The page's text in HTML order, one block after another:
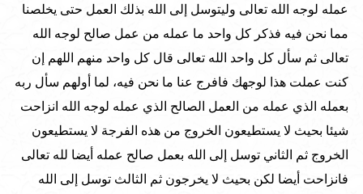
عمله لوجه الله تعالى وليتوسل إلى الله بذلك العمل حتى يخلصنا
مما نحن فيه فذكر كل واحد ما عمله من عمل صالح لوجه الله
تعالى ثم سأل كل واحد الله تعالى قال كل واحد منهم اللهم إن
كنت عملت هذا لوجهك فافرج عنا ما نحن فيه، لما أولهم سأل ربه
بعمله الذي عمله من العمل الصالح الذي عمله لوجه الله انزاحت
شيئا بحيث لا يستطيعون الخروج من هذه الفرجة لا يستطيعون
الخروج ثم الثاني توسل إلى الله بعمل صالح عمله أيضا لله تعالى
فانزاحت أيضا لكن بحيث لا يخرجون ثم الثالث توسل إلى الله